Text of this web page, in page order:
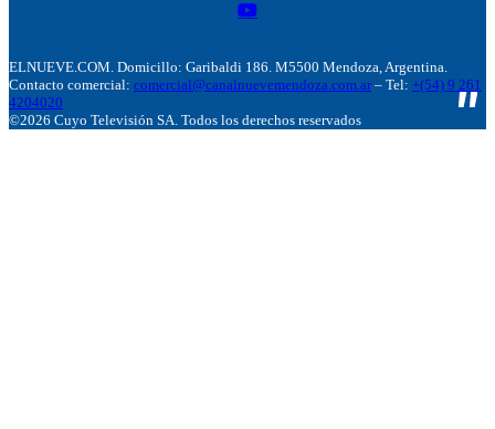
ELNUEVE.COM. Domicillo: Garibaldi 186. M5500 Mendoza, Argentina.
Contacto comercial: comercial@canalnuevemendoza.com.ar – Tel: +(54) 9 261
4204020
©2026 Cuyo Televisión SA. Todos los derechos reservados